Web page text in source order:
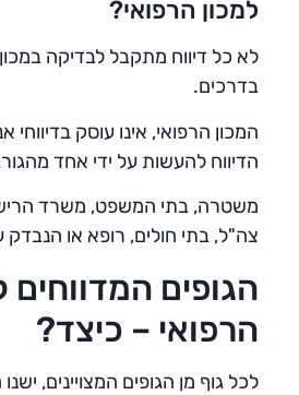
למכון הרפואי?
לא כל דיווח מתקבל לבדיקה
בדרכים.
המכון הרפואי, אינו עוסק בדיווחי
הדיווח להעשות על ידי אחד
משטרה, בתי המשפט, משרד
צה"ל, בתי חולים, רופא או הנבדק
הגופים המדווחים
הרפואי – כיצד?
לכל גוף מן הגופים המצויינים,